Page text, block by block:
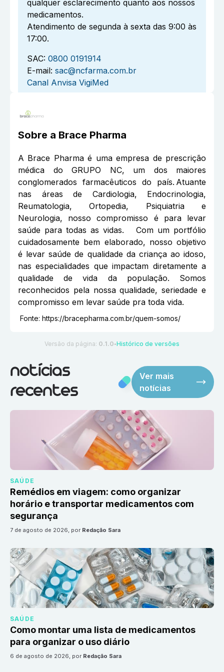
qualquer esclarecimento quanto aos nossos
medicamentos.
Atendimento de segunda à sexta das 9:00 às
17:00.
SAC: 0800 0191914
E-mail: sac@ncfarma.com.br
Canal Anvisa VigiMed
Sobre a Brace Pharma
A Brace Pharma é uma empresa de prescrição
médica do GRUPO NC, um dos maiores
conglomerados farmacêuticos do país. Atuante
nas áreas de Cardiologia, Endocrinologia,
Reumatologia, Ortopedia, Psiquiatria e
Neurologia, nosso compromisso é para levar
saúde para todas as vidas. Com um portfólio
cuidadosamente bem elaborado, nosso objetivo
é levar saúde de qualidade da criança ao idoso,
nas especialidades que impactam diretamente a
qualidade de vida da população. Somos
reconhecidos pela nossa qualidade, seriedade e
compromisso em levar saúde pra toda vida.
Fonte: https://bracepharma.com.br/quem-somos/
Versão da página: 0.1.0 ●Histórico de versões
notícias
recentes
Ver mais
notícias
SAÚDE
Remédios em viagem: como organizar
horário e transportar medicamentos com
segurança
7 de agosto de 2026, por Redação Sara
SAÚDE
Como montar uma lista de medicamentos
para organizar o uso diário
6 de agosto de 2026, por Redação Sara